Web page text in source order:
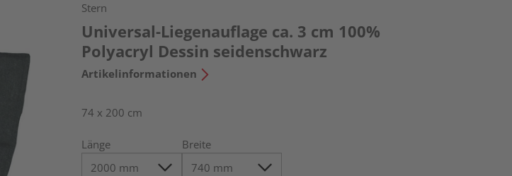
Stern
Universal-Liegenauflage ca. 3 cm 100%
Polyacryl Dessin seidenschwarz
Artikelinformationen
74 x 200 cm
Länge Breite